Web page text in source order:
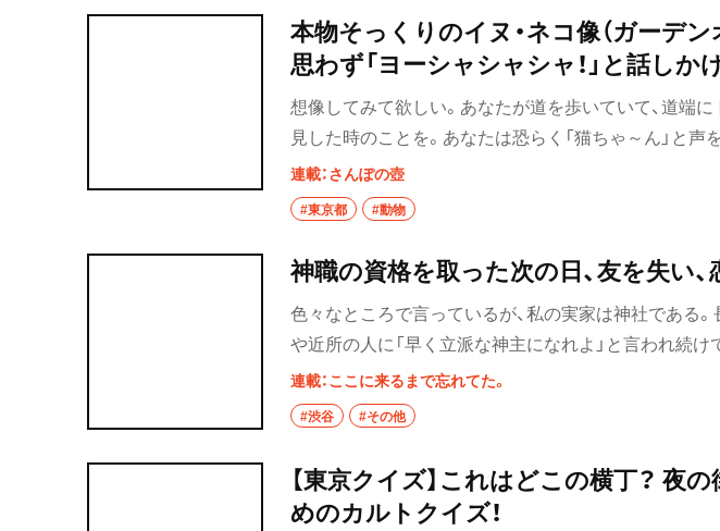
写真集の発売やトークショーの開催、SNSなどでの交
けてきた。そして未公開カットを含む劇場版が、6月
国の劇場で拡大公開される。大切な場所が失われるか
が生まれてからの２年間について、前田悠希監督とオ
さんにお話を伺った。
本物そっくりのイヌ・ネコ像（ガーデン
思わず「ヨーシャシャシャ！」と話し
でもない場合
想像してみて欲しい。あなたが道を歩いていて、道端
見した時のことを。あなたは恐らく「猫ちゃ～ん」と
いくだろう。ところがその猫はよくできた置物であっ
を見回しながら、今の醜態が誰にも見られていなかった
立ち去るに違いない。これは先日私の身に起きた実話で
連載：さんぽの壺
#東京都 #動物
神職の資格を取った次の日、友を失い
色々なところで言っているが、私の実家は神社である
や近所の人に「早く立派な神主になれよ」と言われ続
がら「そうっすねー」と受け流してきたが、大学生にも
電話がかかって来るたび「早く國學院大學に通って神職
になった。
連載：ここに来るまで忘れてた。
#渋谷 #その他
【東京クイズ】これはどこの横丁？ 夜
めのカルトクイズ！